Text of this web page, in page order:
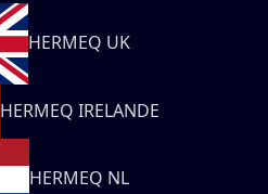
HERMEQ UK
HERMEQ IRELANDE
HERMEQ NL